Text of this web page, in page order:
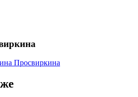
Просвиркина